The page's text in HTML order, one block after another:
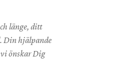
länge, ditt
Din hjälpande
önskar Dig